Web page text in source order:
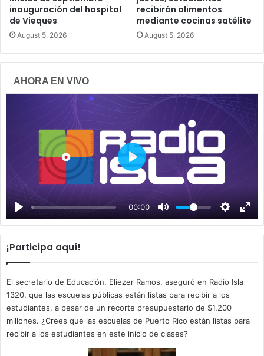
inauguración del hospital
de Vieques
August 5, 2026
recibirán alimentos
mediante cocinas satélite
August 5, 2026
AHORA EN VIVO
00:00
P
a
y
¡Participa aquí!
El secretario de Educación, Eliezer Ramos, aseguró en Radio Isla
1320, que las escuelas públicas están listas para recibir a los
estudiantes, a pesar de un recorte presupuestario de $1,200
millones. ¿Crees que las escuelas de Puerto Rico están listas para
recibir a los estudiantes en este inicio de clases?